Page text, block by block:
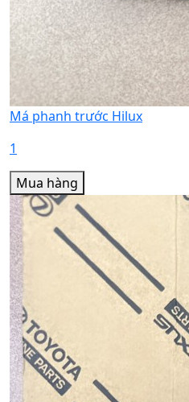
Má phanh trước Hilux
1
Mua hàng